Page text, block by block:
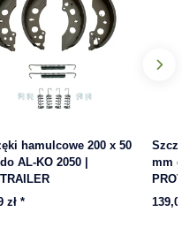
hamulcowe 200 x 50
AL-KO 2050 |
zł *
mm